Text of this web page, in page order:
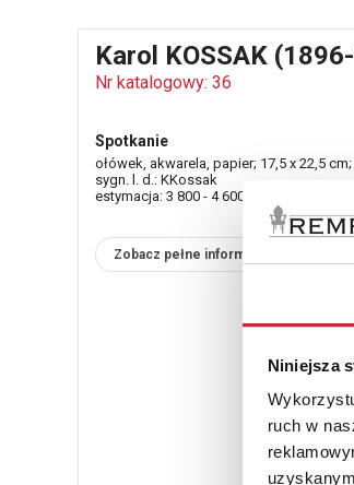
Niniejsza
ruch w
Karol KOSSAK
Nr katalogowy: 36
Spotkanie
ołówek, akwarela, papier; 17,5 x 22,5 cm;
sygn. l. d.: KKossak
estymacja: 3 800 - 4 600 zł
Zobacz pełne informacje